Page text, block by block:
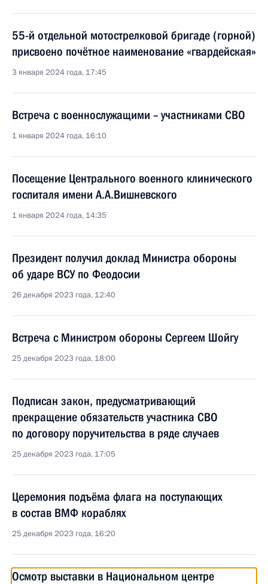
55-й отдельной мотострелковой бригаде (горной)
присвоено почётное наименование «гвардейская»
3 января 2024 года, 17:45
Встреча с военнослужащими – участниками СВО
1 января 2024 года, 16:10
Посещение Центрального военного клинического
госпиталя имени А.А.Вишневского
1 января 2024 года, 14:35
Президент получил доклад Министра обороны
об ударе ВСУ по Феодосии
26 декабря 2023 года, 12:40
Встреча с Министром обороны Сергеем Шойгу
25 декабря 2023 года, 18:00
Подписан закон, предусматривающий
прекращение обязательств участника СВО
по договору поручительства в ряде случаев
25 декабря 2023 года, 17:05
Церемония подъёма флага на поступающих
в состав ВМФ кораблях
25 декабря 2023 года, 16:20
Осмотр выставки в Национальном центре